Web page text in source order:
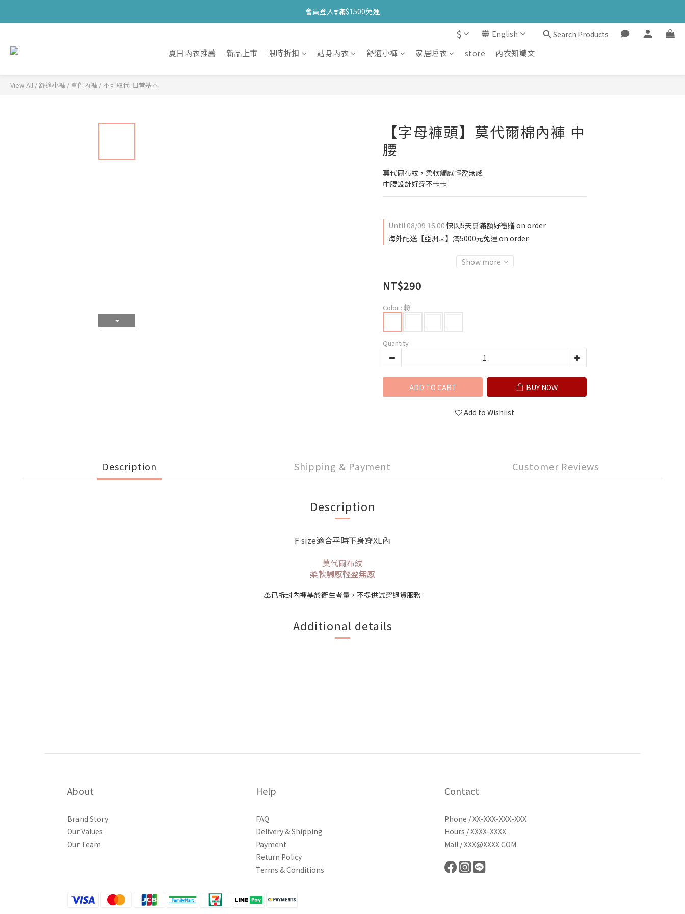
會員登入❣️滿$1500免運
$ English Search Products
夏日內衣推薦 新品上市 限時折扣 貼身內衣 舒適小褲 家居睡衣 store 內衣知識文
View All /舒適小褲 / 單件內褲 / 不可取代-日常基本
【字母褲頭】莫代爾棉內褲 中
腰
莫代爾布紋，柔軟觸感輕盈無感
中腰設計好穿不卡卡
Until08/09 16:00 快閃5天🛒滿額好禮贈 on order
海外配送【亞洲區】滿5000元免運 on order
Show more
NT$290
Color : 粉
Quantity
ADD TO CART BUY NOW
Add to Wishlist
Description Shipping & Payment Customer Reviews
Description
F size適合平時下身穿XL內
莫代爾布紋
柔軟觸感輕盈無感
⚠️已拆封內褲基於衛生考量，不提供試穿退貨服務
Additional details
About
Brand Story
Our Values
Our Team
Help
FAQ
Delivery & Shipping
Payment
Return Policy
Terms & Conditions
Contact
Phone / XX-XXX-XXX-XXX
Hours / XXXX-XXXX
Mail / XXX@XXXX.COM